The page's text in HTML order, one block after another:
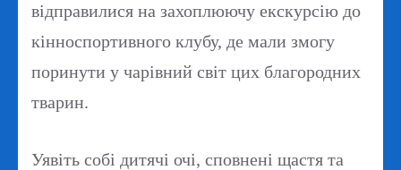
відправилися на захоплюючу екскурсію до
кінноспортивного клубу, де мали змогу
поринути у чарівний світ цих благородних
тварин.
Уявіть собі дитячі очі, сповнені щастя та